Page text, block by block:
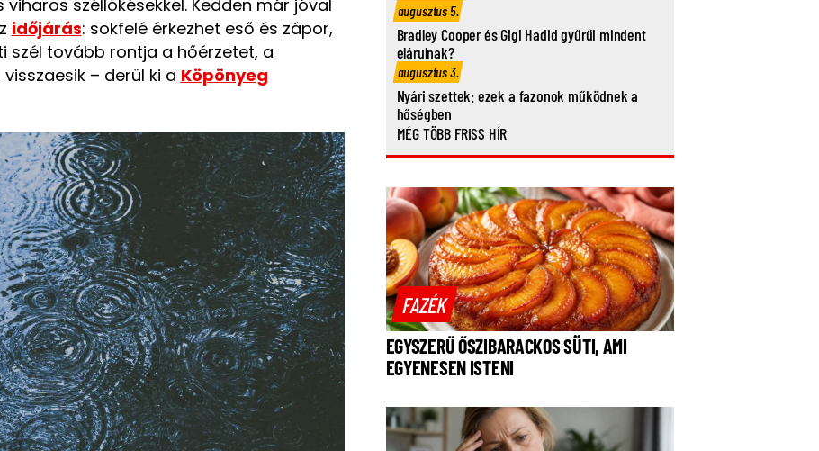
széllökésekkel. Kedden már jóval
időjárás: sokfelé érkezhet eső és zápor,
szél tovább rontja a hőérzetet, a
– derül ki a Köpönyeg
augusztus 5.
Bradley Cooper és Gigi Hadid gyűrűi mindent
elárulnak?
augusztus 3.
Nyári szettek: ezek a fazonok működnek a
hőségben
MÉG TÖBB FRISS HÍR
FAZÉK
EGYSZERŰ ŐSZIBARACKOS SÜTI, AMI
EGYENESEN ISTENI